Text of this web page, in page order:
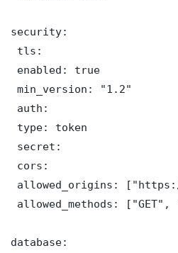
security:
tls:
enabled: true
min_version: "1.2"
auth:
type: token
secret:
cors:
allowed_origins:
allowed_methods: ["GET",
database: